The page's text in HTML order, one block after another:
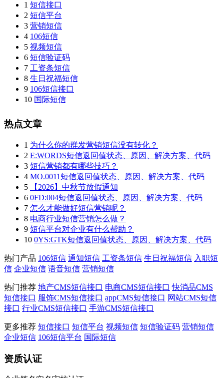
1 短信接口
2 短信平台
3 营销短信
4 106短信
5 视频短信
6 短信验证码
7 工资条短信
8 生日祝福短信
9 106短信接口
10 国际短信
热点文章
1 为什么你的群发营销短信没有转化？
2 E:WORDS短信返回值状态、原因、解决方案、代码
3 短信营销都有哪些技巧？
4 MO.0011短信返回值状态、原因、解决方案、代码
5
【2026】中秋节放假通知
6 0FD:004短信返回值状态、原因、解决方案、代码
7 怎么才能做好短信营销呢？
8 电商行业短信营销怎么做？
9 短信平台对企业有什么帮助？
10 0YS:GTK短信返回值状态、原因、解决方案、代码
热门产品 106短信 通知短信 工资条短信 生日祝福短信 入职短
信 企业短信 语音短信 营销短信
热门推荐 地产CMS短信接口 电商CMS短信接口 快消品CMS
短信接口 服饰CMS短信接口 appCMS短信接口 网站CMS短信
接口 行业CMS短信接口 手游CMS短信接口
更多推荐 短信接口 短信平台 视频短信 短信验证码 营销短信
企业短信 106短信平台 国际短信
资质认证